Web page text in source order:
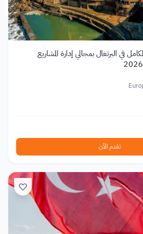
في البرتغال بمجالي إدارة المشاريع
تقدم الآن